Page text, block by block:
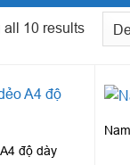
10 results
độ dày